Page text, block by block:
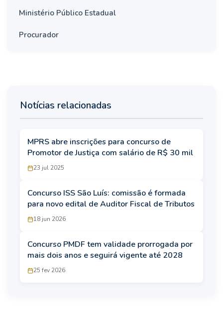
Ministério Público Estadual
Procurador
Notícias relacionadas
MPRS abre inscrições para concurso de
Promotor de Justiça com salário de R$ 30 mil
23 jul 2025
Concurso ISS São Luís: comissão é formada
para novo edital de Auditor Fiscal de Tributos
18 jun 2026
Concurso PMDF tem validade prorrogada por
mais dois anos e seguirá vigente até 2028
25 fev 2026